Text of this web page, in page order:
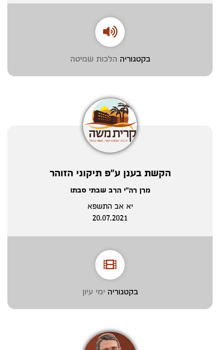
בקטגוריה הלכות שמיטה
הקשת בענן ע"פ תיקוני הזוהר
מרן רה"י הרב שבתי סבתו
יא אב התשפא
20.07.2021
בקטגוריה ימי עיון